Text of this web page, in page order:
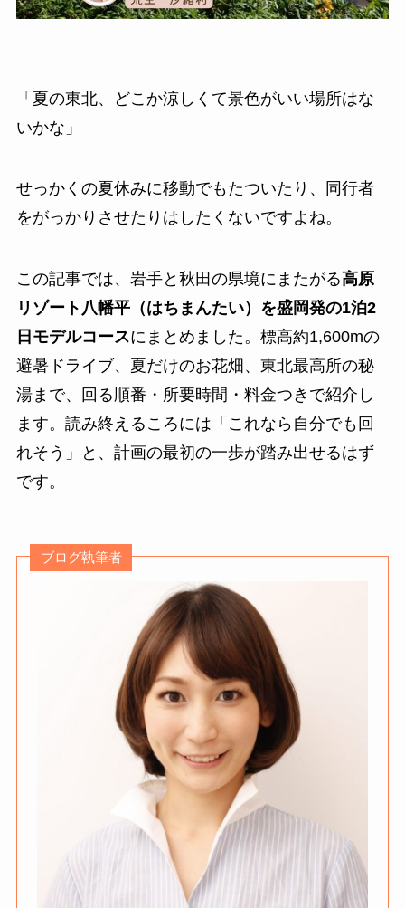
「夏の東北、どこか涼しくて景色がいい場所はな
いかな」
せっかくの夏休みに移動でもたついたり、同行者
をがっかりさせたりはしたくないですよね。
この記事では、岩手と秋田の県境にまたがる高原
リゾート八幡平（はちまんたい）を盛岡発の1泊2
日モデルコースにまとめました。標高約1,600mの
避暑ドライブ、夏だけのお花畑、東北最高所の秘
湯まで、回る順番・所要時間・料金つきで紹介し
ます。読み終えるころには「これなら自分でも回
れそう」と、計画の最初の一歩が踏み出せるはず
です。
ブログ執筆者